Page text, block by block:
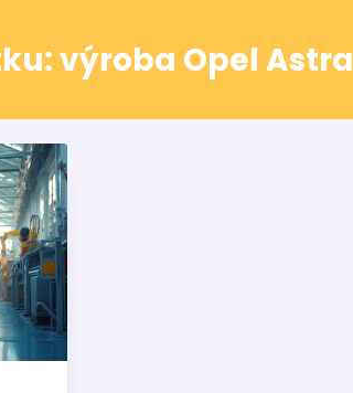
výroba Opel Astra